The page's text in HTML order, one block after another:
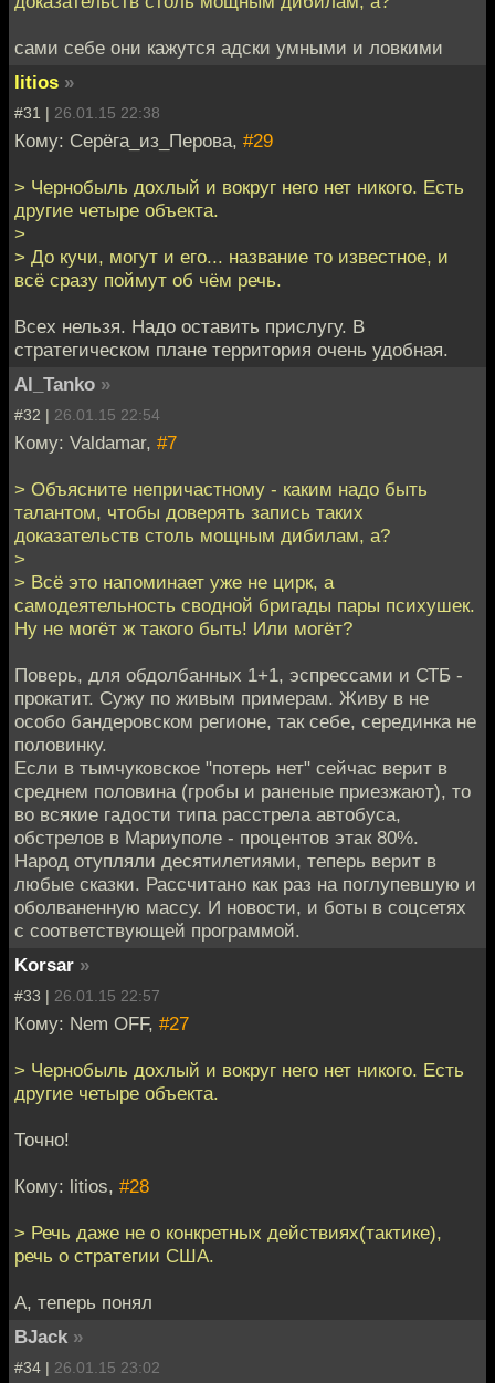
сами себе они кажутся адски умными и ловкими
litios »
#31 | 26.01.15 22:38
Кому: Серёга_из_Перова, #29
> Чернобыль дохлый и вокруг него нет никого. Есть
другие четыре объекта.
>
> До кучи, могут и его... название то известное, и
всё сразу поймут об чём речь.
Всех нельзя. Надо оставить прислугу. В
стратегическом плане территория очень удобная.
Al_Tanko »
#32 | 26.01.15 22:54
Кому: Valdamar, #7
> Объясните непричастному - каким надо быть
талантом, чтобы доверять запись таких
доказательств столь мощным дибилам, а?
>
> Всё это напоминает уже не цирк, а
самодеятельность сводной бригады пары психушек.
Ну не могёт ж такого быть! Или могёт?
Поверь, для обдолбанных 1+1, эспрессами и СТБ -
прокатит. Сужу по живым примерам. Живу в не
особо бандеровском регионе, так себе, серединка не
половинку.
Если в тымчуковское "потерь нет" сейчас верит в
среднем половина (гробы и раненые приезжают), то
во всякие гадости типа расстрела автобуса,
обстрелов в Мариуполе - процентов этак 80%.
Народ отупляли десятилетиями, теперь верит в
любые сказки. Рассчитано как раз на поглупевшую и
оболваненную массу. И новости, и боты в соцсетях
с соответствующей программой.
Korsar »
#33 | 26.01.15 22:57
Кому: Nem OFF, #27
> Чернобыль дохлый и вокруг него нет никого. Есть
другие четыре объекта.
Точно!
Кому: litios, #28
> Речь даже не о конкретных действиях(тактике),
речь о стратегии США.
А, теперь понял
BJack »
#34 | 26.01.15 23:02